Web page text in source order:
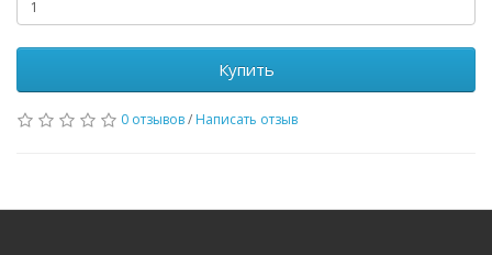
Купить
0 отзывов/ Написать отзыв